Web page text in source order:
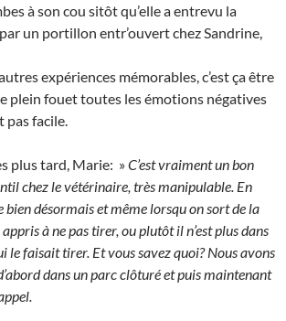
à son cou sitôt qu’elle a entrevu la
un portillon entr’ouvert chez Sandrine,
expériences mémorables, c’est ça être
plein fouet toutes les émotions négatives
pas facile.
plus tard, Marie: »C’est vraiment un bon
chez le vétérinaire, très manipulable. En
bien désormais et même lorsqu on sort de la
à ne pas tirer, ou plutôt il n’est plus dans
le faisait tirer. Et vous savez quoi? Nous avons
dans un parc clôturé et puis maintenant